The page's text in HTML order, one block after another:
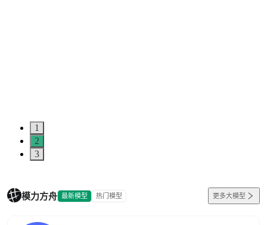
1
2
3
模力方舟 最新模型 热门模型 更多大模型